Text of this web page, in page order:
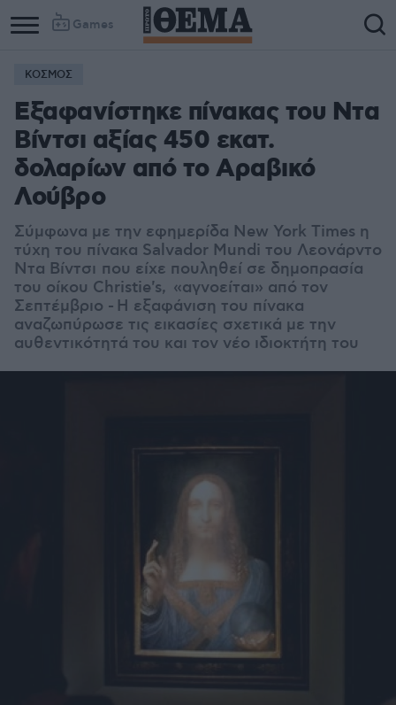
Games
ΚΟΣΜΟΣ
Εξαφανίστηκε πίνακας του Ντα
Βίντσι αξίας 450 εκατ.
δολαρίων από το Αραβικό
Λούβρο
Σύμφωνα με την εφημερίδα New York Times η
τύχη του πίνακα Salvador Mundi του Λεονάρντο
Ντα Βίντσι που είχε πουληθεί σε δημοπρασία
του οίκου Christie's, «αγνοείται» από τον
Σεπτέμβριο - Η εξαφάνιση του πίνακα
αναζωπύρωσε τις εικασίες σχετικά με την
αυθεντικότητά του και τον νέο ιδιοκτήτη του